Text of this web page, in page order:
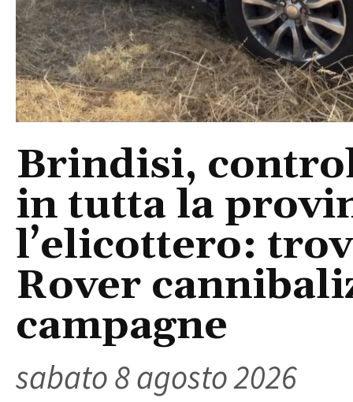
Brindisi,
in tutta la
l’elicottero:
Rover
campagne
sabato 8 agosto 2026